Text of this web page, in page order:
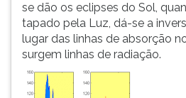
se dão os eclipses do Sol,
tapado pela Luz, dá-se a
lugar das linhas de absorção
surgem linhas de radiação.